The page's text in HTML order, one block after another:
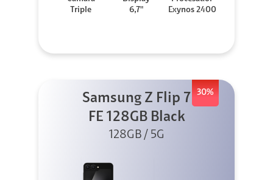
Triple
6,7"
Exynos 2400
30%
Samsung Z Flip 7
FE 128GB Black
128GB / 5G